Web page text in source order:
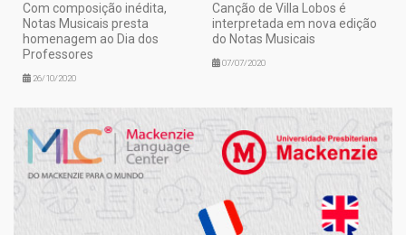
Com composição inédita,
Notas Musicais presta
homenagem ao Dia dos
Professores
26/10/2020
Canção de Villa Lobos é
interpretada em nova edição
do Notas Musicais
07/07/2020